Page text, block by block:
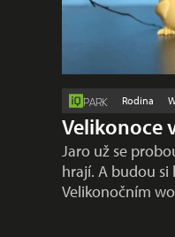
PARK Rodina
Velikonoce
Jaro už se
hrají. A budou
Velikonočním